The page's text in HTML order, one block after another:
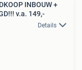
INBOUW +
v.a. 149,-
Details